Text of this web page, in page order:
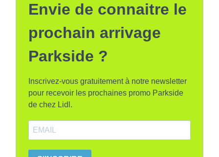
Envie de connaitre le
prochain arrivage
Parkside ?
Inscrivez-vous gratuitement à notre newsletter
pour recevoir les prochaines promo Parkside
de chez Lidl.